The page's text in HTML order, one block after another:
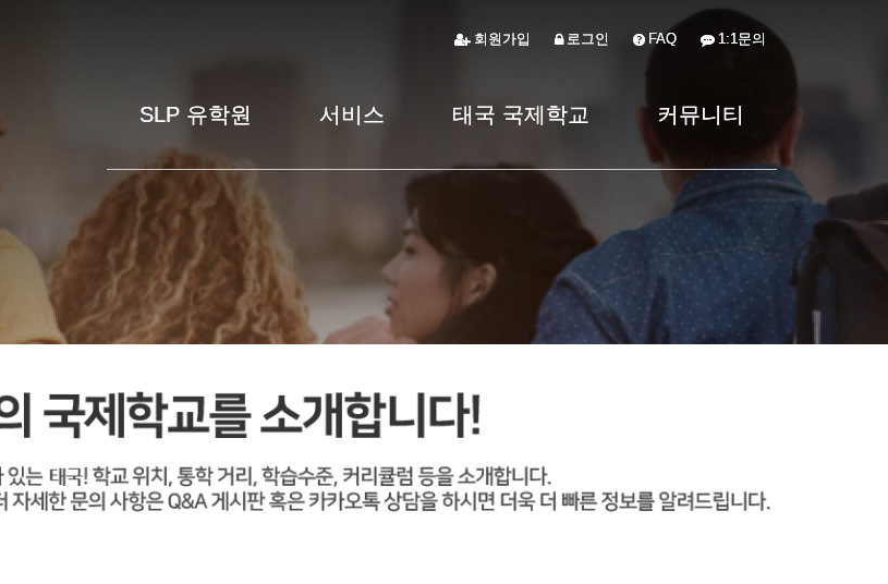
회원가입 로그인 FAQ 1:1문의
SLP 유학원 서비스 태국 국제학교 커뮤니티
회원가입 로그인 FAQ 1:1문의
SLP 유학원 서비스 태국 국제학교 커뮤니티